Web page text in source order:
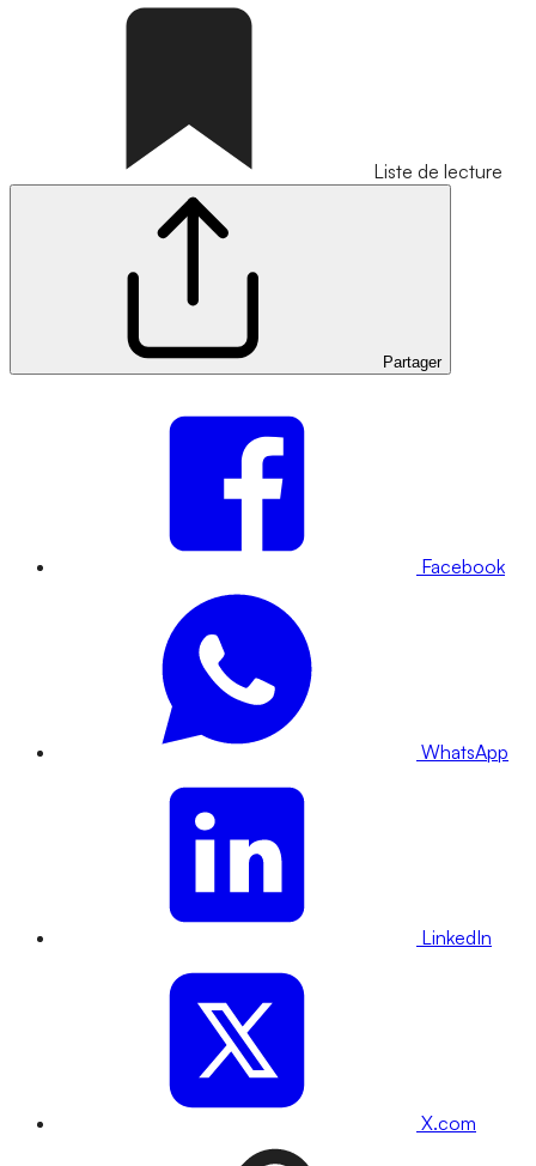
Liste de lecture
Partager
Facebook
WhatsApp
LinkedIn
X.com